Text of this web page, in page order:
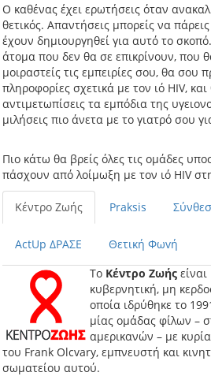
Ο καθένας έχει ερωτήσεις όταν
θετικός. Απαντήσεις μπορείς να
έχουν δημιουργηθεί για αυτό το
άτομα που δεν θα σε επικρίνουν, που
μοιραστείς τις εμπειρίες σου, θα σου
πληροφορίες σχετικά με τον ιό HIV,
αντιμετωπίσεις τα εμπόδια της
μιλήσεις πιο άνετα με το γιατρό σου
Πιο κάτω θα βρείς όλες τις ομάδες
πάσχουν από λοίμωξη με τον ιό HIV
Κέντρο Ζωής Praksis
ActUp ΔΡΑΣΕ
Θετική Φωvή
Το Κέντρο Ζωής
κυβερνητική, μη
οποία ιδρύθηκε το
μίας ομάδας φίλων –
αμερικανών – με
του Frank Olcvary, εμπνευστή και
σωματείου αυτού.